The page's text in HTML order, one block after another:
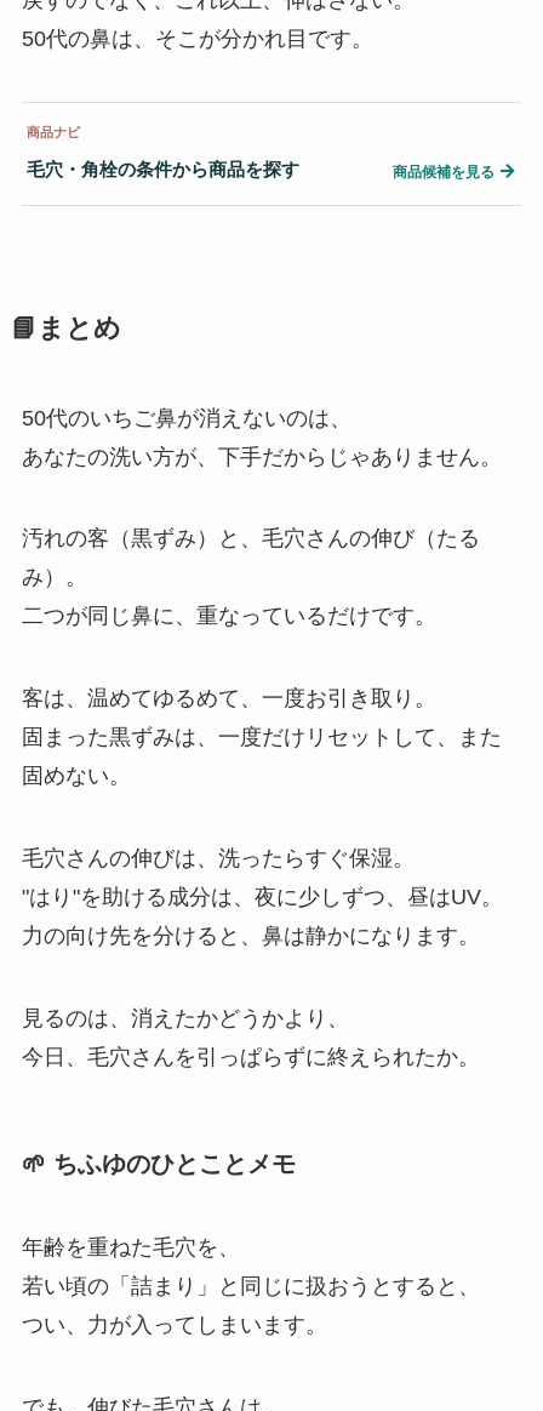
50代の鼻は、そこが分かれ目です。
商品ナビ
毛穴・角栓の条件から商品を探す 商品候補を見る →
📘まとめ
50代のいちご鼻が消えないのは、
あなたの洗い方が、下手だからじゃありません。
汚れの客（黒ずみ）と、毛穴さんの伸び（たる
み）。
二つが同じ鼻に、重なっているだけです。
客は、温めてゆるめて、一度お引き取り。
固まった黒ずみは、一度だけリセットして、また
固めない。
毛穴さんの伸びは、洗ったらすぐ保湿。
"はり"を助ける成分は、夜に少しずつ、昼はUV。
力の向け先を分けると、鼻は静かになります。
見るのは、消えたかどうかより、
今日、毛穴さんを引っぱらずに終えられたか。
🌱 ちふゆのひとことメモ
年齢を重ねた毛穴を、
若い頃の「詰まり」と同じに扱おうとすると、
つい、力が入ってしまいます。